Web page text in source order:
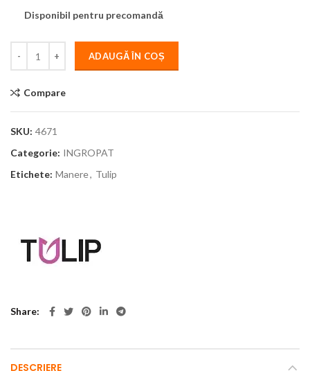
Disponibil pentru precomandă
ADAUGĂ ÎN COȘ
Compare
SKU: 4671
Categorie: INGROPAT
Etichete: Manere, Tulip
Share
DESCRIERE